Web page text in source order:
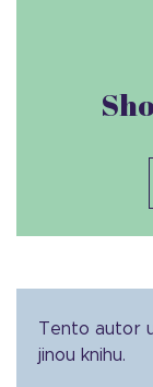
Tento autor
jinou knihu.